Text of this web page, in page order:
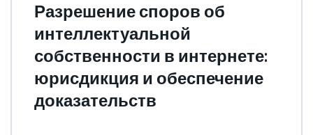
Разрешение споров об
интеллектуальной
собственности в интернете:
юрисдикция и обеспечение
доказательств